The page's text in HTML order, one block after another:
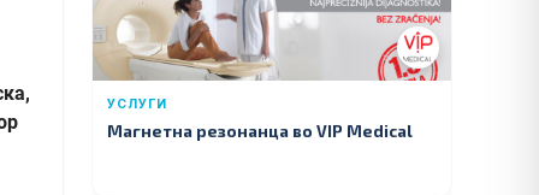
УСЛУГИ
Магнетна резонанца во VIP Medical